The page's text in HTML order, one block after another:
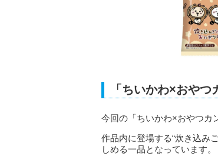
「ちいかわ×おや
今回の「ちいかわ×おやつカ
作品内に登場する“炊き込み
しめる一品となっています。